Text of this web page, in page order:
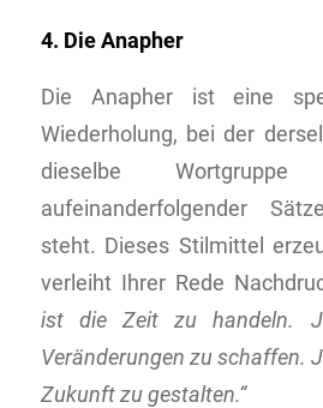
4. Die Anapher
Die Anapher ist eine
Wiederholung, bei der
dieselbe
aufeinanderfolgender
steht. Dieses Stilmittel
verleiht Ihrer Rede
ist die Zeit zu handeln.
Veränderungen zu schaffen.
Zukunft zu gestalten.“